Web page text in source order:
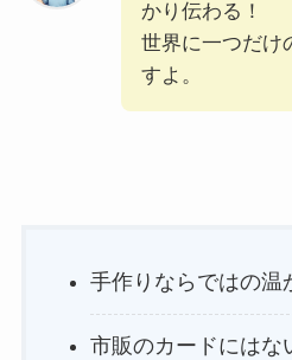
かり伝わる！
世界に一つだけ
すよ。
手作りならではの温
市販のカードにはな